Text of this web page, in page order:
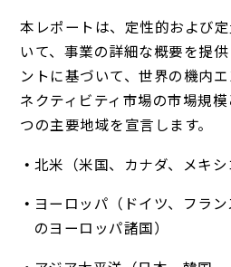
本レポートは、定性的および
いて、事業の詳細な概要を提
ントに基づいて、世界の機内
ネクティビティ市場の市場規
つの主要地域を宣言します。
北米（米国、カナダ、メキシ
ヨーロッパ（ドイツ、フラ
のヨーロッパ諸国）